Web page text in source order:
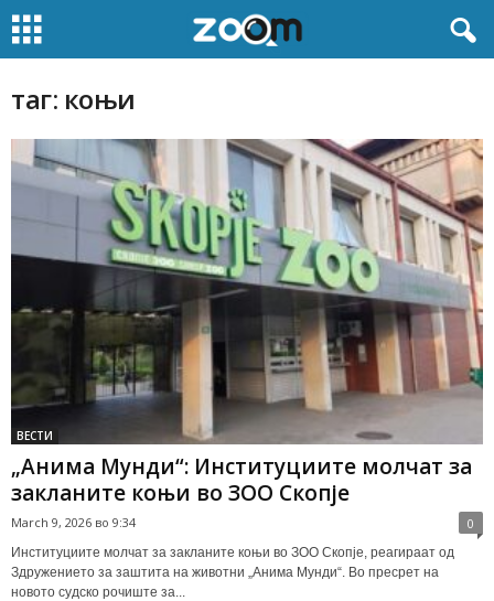
таг: коњи
ВЕСТИ
„Анима Мунди“: Институциите молчат за
закланите коњи во ЗОО Скопје
March 9, 2026 во 9:34 0
Институциите молчат за закланите коњи во ЗОО Скопје, реагираат од
Здружението за заштита на животни „Анима Мунди“. Во пресрет на
новото судско рочиште за...